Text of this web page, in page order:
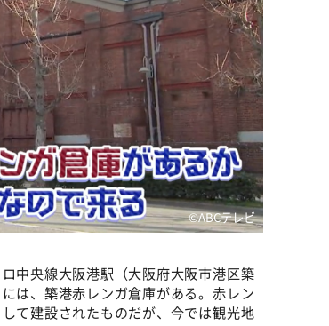
©️ABCテレビ
中央線大阪港駅（大阪府大阪市港区築
は、築港赤レンガ倉庫がある。赤レン
て建設されたものだが、今では観光地